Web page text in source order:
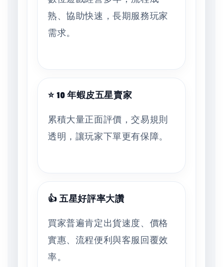
熟、協助快速，長期服務玩家
需求。
⭐ 10 年蝦皮五星賣家
累積大量正面評價，交易規則
透明，讓玩家下單更有保障。
👍 五星好評率大讚
買家普遍肯定出貨速度、價格
實惠、流程便利與客服回覆效
率。